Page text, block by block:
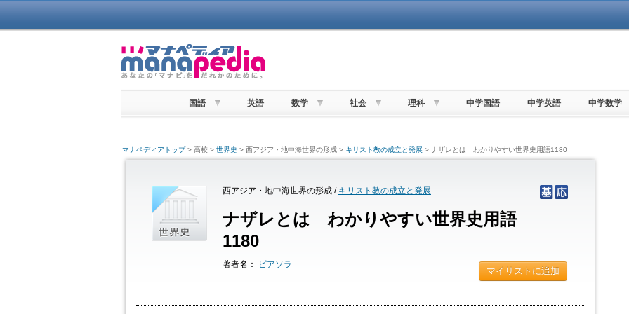
国語 英語 数学 社会 理科 中学国語 中学英語 中学数学
マナペディアトップ> 高校 > 世界史 > 西アジア・地中海世界の形成 > キリスト教の成立と発展 > ナザレとは わかりやすい世界史用語1180
西アジア・地中海世界の形成 / キリスト教の成立と発展
ナザレとは わかりやすい世界史用語
1180
著者名： ピアソラ
マイリストに追加